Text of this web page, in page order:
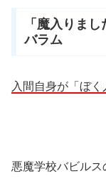
「魔入りま
バラム
入間自身が「ぼく
悪魔学校バビルス